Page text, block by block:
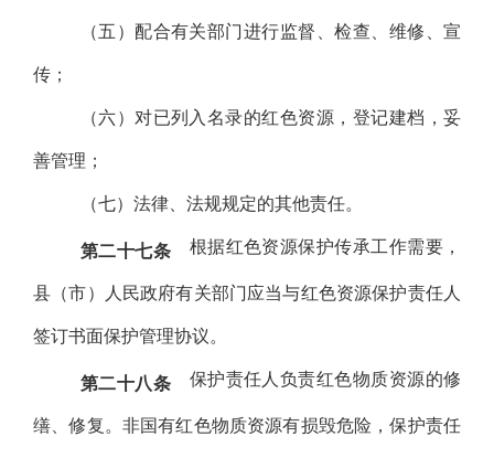
（五）配合有关部门进行监督、检查、维修、宣
传；
（六）对已列入名录的红色资源，登记建档，妥
善管理；
（七）法律、法规规定的其他责任。
第二十七条 根据红色资源保护传承工作需要，
县（市）人民政府有关部门应当与红色资源保护责任人
签订书面保护管理协议。
第二十八条 保护责任人负责红色物质资源的修
缮、修复。非国有红色物质资源有损毁危险，保护责任